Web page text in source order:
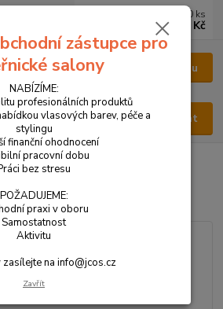
Menu
Hledat
0 ks
0 Kč
ATOM IONIC 3000
3000
zástupce pro
salony
NABÍZÍME:
profesionálních produktů
vlasových barev, péče a
stylingu
finanční ohodnocení
pracovní dobu
bez stresu
POŽADUJEME:
praxi v oboru
Samostatnost
Aktivitu
na info@jcos.cz
Zavřít